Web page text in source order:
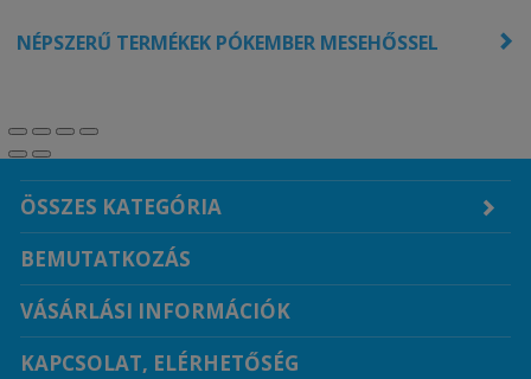
NÉPSZERŰ TERMÉKEK PÓKEMBER MESEHŐSSEL
ÖSSZES KATEGÓRIA
BEMUTATKOZÁS
VÁSÁRLÁSI INFORMÁCIÓK
KAPCSOLAT, ELÉRHETŐSÉG